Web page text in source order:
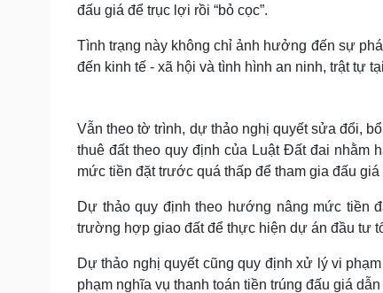
đấu giá để trục lợi rồi “bỏ cọc”.
Tình trạng này không chỉ ảnh hưởng đến sự
đến kinh tế - xã hội và tình hình an ninh, trật tự
Vẫn theo tờ trình, dự thảo nghị quyết sửa đổi,
thuê đất theo quy định của Luật Đất đai nhằm
mức tiền đặt trước quá thấp để tham gia đấu
Dự thảo quy định theo hướng nâng mức tiền
trường hợp giao đất để thực hiện dự án đầu tư
Dự thảo nghị quyết cũng quy định xử lý vi
phạm nghĩa vụ thanh toán tiền trúng đấu giá